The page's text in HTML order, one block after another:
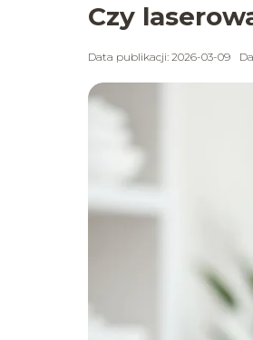
Czy
Data publikacji: 2026-03-09